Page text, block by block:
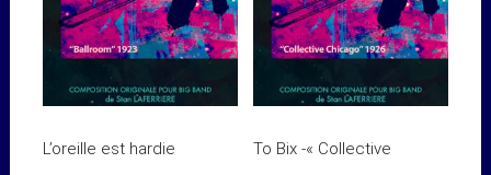
L’oreille est hardie
To Bix -« Collective